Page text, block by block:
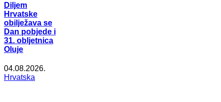
Diljem
Hrvatske
obilježava se
Dan pobjede i
31. obljetnica
Oluje
04.08.2026.
Hrvatska